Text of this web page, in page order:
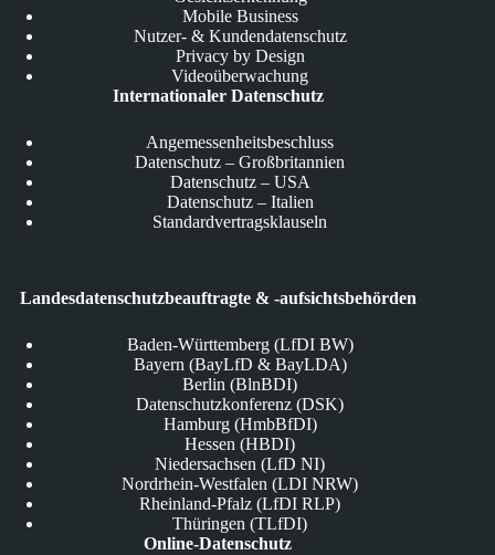
Mobile Business
Nutzer- & Kundendatenschutz
Privacy by Design
Videoüberwachung
Internationaler Datenschutz
Angemessenheitsbeschluss
Datenschutz – Großbritannien
Datenschutz – USA
Datenschutz – Italien
Standardvertragsklauseln
Landesdatenschutzbeauftragte & -aufsichtsbehörden
Baden-Württemberg (LfDI BW)
Bayern (BayLfD & BayLDA)
Berlin (BlnBDI)
Datenschutzkonferenz (DSK)
Hamburg (HmbBfDI)
Hessen (HBDI)
Niedersachsen (LfD NI)
Nordrhein-Westfalen (LDI NRW)
Rheinland-Pfalz (LfDI RLP)
Thüringen (TLfDI)
Online-Datenschutz